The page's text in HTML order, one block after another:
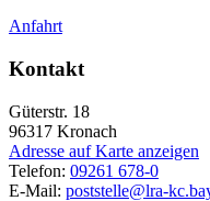
Anfahrt
Kontakt
Güterstr. 18
96317 Kronach
Adresse auf Karte anzeigen
Telefon: 09261 678-0
E-Mail: poststelle@lra-